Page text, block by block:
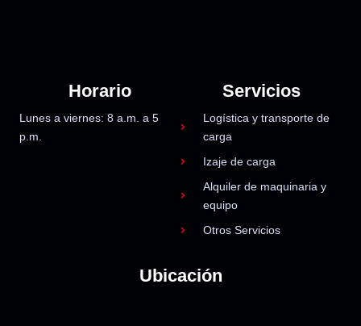
Horario
Lunes a viernes: 8 a.m. a 5
p.m.
Servicios
Logística y transporte de
carga
Izaje de carga
Alquiler de maquinaria y
equipo
Otros Servicios
Ubicación